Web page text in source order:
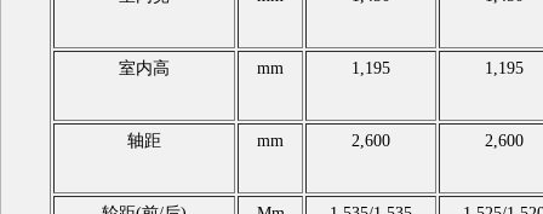
室内高 mm 1,195 1,195
轴距 mm 2,600 2,600